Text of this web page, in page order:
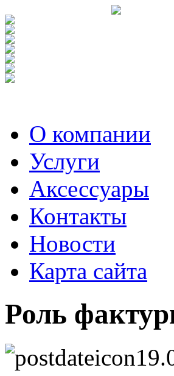
О компании
Услуги
Аксесcуары
Контакты
Новости
Карта сайта
Роль